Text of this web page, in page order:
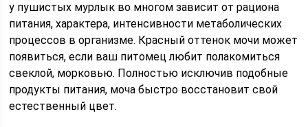
у пушистых мурлык во многом зависит от рациона
питания, характера, интенсивности метаболических
процессов в организме. Красный оттенок мочи может
появиться, если ваш питомец любит полакомиться
свеклой, морковью. Полностью исключив подобные
продукты питания, моча быстро восстановит свой
естественный цвет.